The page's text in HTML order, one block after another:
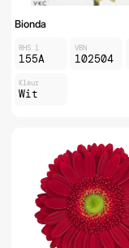
Bionda
RHS 1
155A
VBN
102504
Kleur
Wit